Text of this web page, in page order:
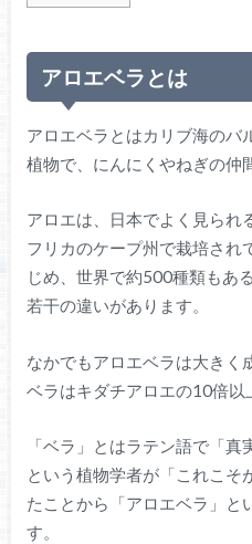
アロエベラとは
アロエベラとはカリブ海のバ
植物で、にんにくやねぎの仲
アロエは、日本でよく見られ
フリカのケープ州で栽培され
じめ、世界で約500種類もあ
若干の違いがあります。
なかでもアロエベラは大きく
ベラはキダチアロエの10倍以
「ベラ」とはラテン語で「
という植物学者が「これこそ
たことから「アロエベラ」と
す。